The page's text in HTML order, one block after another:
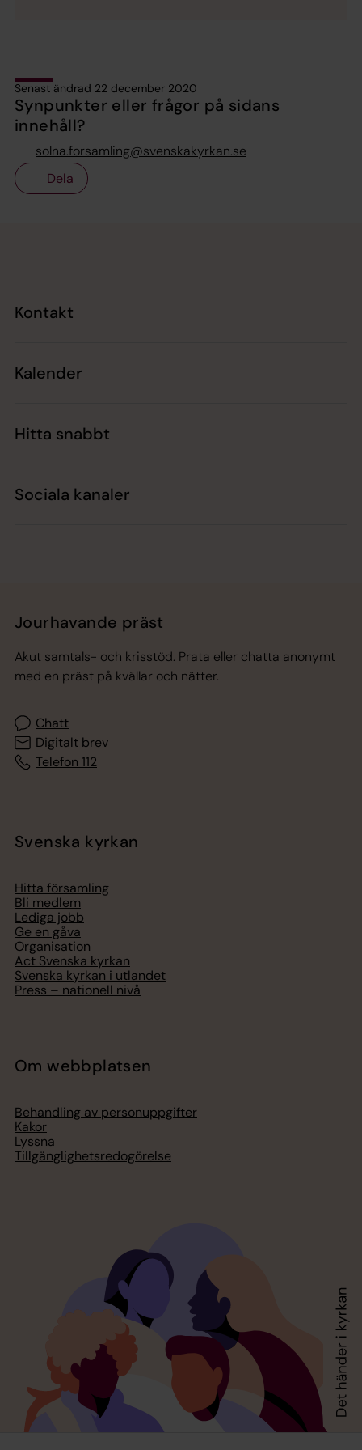
Senast ändrad 22 december 2020
Synpunkter eller frågor på sidans
innehåll?
solna.forsamling@svenskakyrkan.se
Dela
Kontakt
Kalender
Hitta snabbt
Sociala kanaler
Jourhavande präst
Akut samtals- och krisstöd. Prata eller chatta anonymt
med en präst på kvällar och nätter.
Chatt
Digitalt brev
Telefon 112
Svenska kyrkan
Hitta församling
Bli medlem
Lediga jobb
Ge en gåva
Organisation
Act Svenska kyrkan
Svenska kyrkan i utlandet
Press – nationell nivå
Om webbplatsen
Behandling av personuppgifter
Kakor
Lyssna
Tillgänglighetsredogörelse